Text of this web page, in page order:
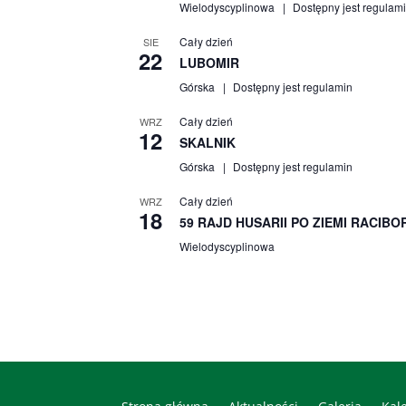
Wielodyscyplinowa Dostępny jest
SIE
22
Cały dzień
LUBOMIR
Górska Dostępny jest regulamin
WRZ
12
Cały dzień
SKALNIK
Górska Dostępny jest regulamin
WRZ
18
Cały dzień
59 RAJD HUSARII PO ZIEMI
Wielodyscyplinowa